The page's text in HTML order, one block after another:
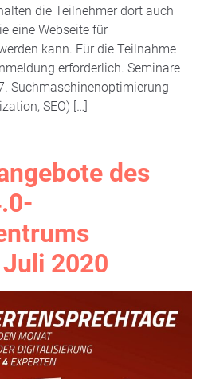
die Teilnehmer dort auch
eine Webseite für
kann. Für die Teilnahme
erforderlich. Seminare
Suchmaschinenoptimierung
SEO) […]
des
2020